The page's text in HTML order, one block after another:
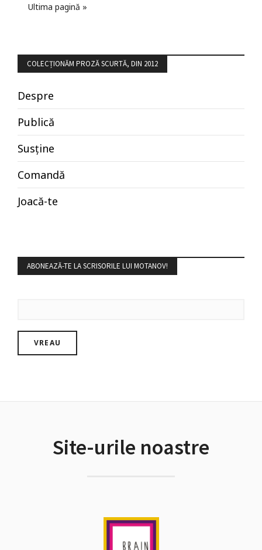
Ultima pagină »
COLECȚIONĂM PROZĂ SCURTĂ, DIN 2012
Despre
Publică
Susține
Comandă
Joacă-te
ABONEAZĂ-TE LA SCRISORILE LUI MOTANOV!
Site-urile noastre